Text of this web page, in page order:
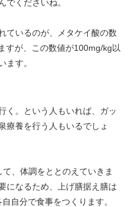
でくださいね。
ているのが、メタケイ酸の数
すが、この数値が100mg/kg以
ます。
く。という人もいれば、ガッ
療養を行う人もいるでしょ
、体調をととのえていきま
になるため、上げ膳据え膳は
自分で食事をつくります。